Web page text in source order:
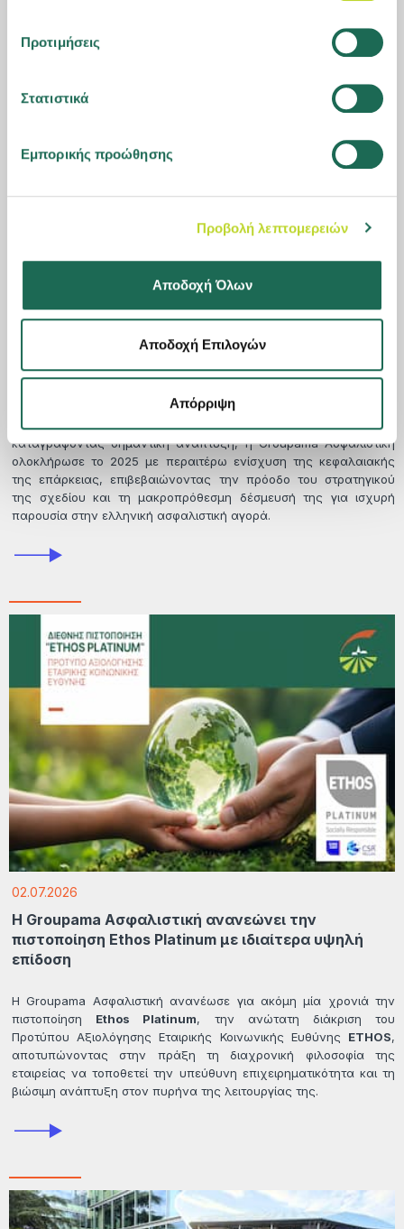
Προτιμήσεις
Στατιστικά
Εμπορικής προώθησης
Προβολή λεπτομερειών
Αποδοχή Όλων
Αποδοχή Επιλογών
Απόρριψη
15.07.2026
Η Groupama Ασφαλιστική επέστρεψε σε θετικό προ
και ενισχυμένη κεφαλαιακή επάρκεια
Επιστρέφοντας σε θετικό προ φόρων αποτέλεσμα και
καταγράφοντας σημαντική ανάπτυξη, η Groupama Ασφαλιστική
ολοκλήρωσε το 2025 με περαιτέρω ενίσχυση της κεφαλαιακής
της επάρκειας, επιβεβαιώνοντας την πρόοδο του στρατηγικού
της σχεδίου και τη μακροπρόθεσμη δέσμευσή της για ισχυρή
παρουσία στην ελληνική ασφαλιστική αγορά.
02.07.2026
Η Groupama Ασφαλιστική ανανεώνει την
πιστοποίηση Ethos Platinum με ιδιαίτερα υψηλή
επίδοση
Η Groupama Ασφαλιστική ανανέωσε για ακόμη μία χρονιά την
πιστοποίηση Ethos Platinum, την ανώτατη διάκριση του
Προτύπου Αξιολόγησης Εταιρικής Κοινωνικής Ευθύνης ETHOS,
αποτυπώνοντας στην πράξη τη διαχρονική φιλοσοφία της
εταιρείας να τοποθετεί την υπεύθυνη επιχειρηματικότητα και τη
βιώσιμη ανάπτυξη στον πυρήνα της λειτουργίας της.